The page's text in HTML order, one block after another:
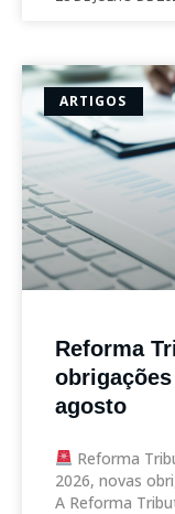
ARTIGOS
Reforma
agosto
Reforma
2026, novas
A Reforma